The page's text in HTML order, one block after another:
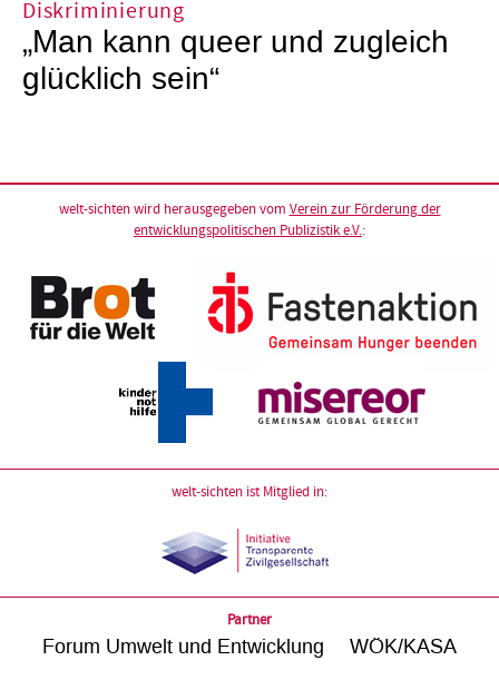
Diskriminierung
„Man kann queer und zugleich
glücklich sein“
welt-sichten wird herausgegeben vom Verein zur Förderung der
entwicklungspolitischen Publizistik e.V.:
welt-sichten ist Mitglied in:
Partner
Forum Umwelt und Entwicklung WÖK/KASA